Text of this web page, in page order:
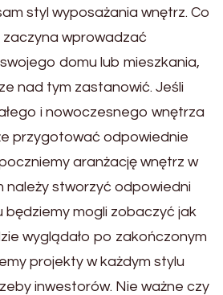
styl wyposażania wnętrz. Co
wprowadzać
domu lub mieszkania,
nad tym zastanowić. Jeśli
i nowoczesnego wnętrza
przygotować odpowiednie
aranżację wnętrz w
należy stworzyć odpowiedni
będziemy mogli zobaczyć jak
wyglądało po zakończonym
projekty w każdym stylu
inwestorów. Nie ważne czy